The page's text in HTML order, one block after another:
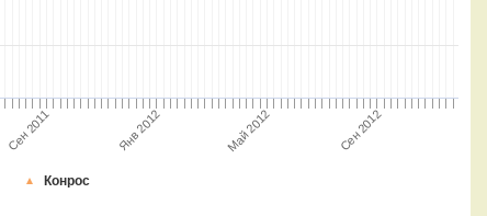
Конрос
Сен 2011 Янв 2012 Май 2012 Сен 2012